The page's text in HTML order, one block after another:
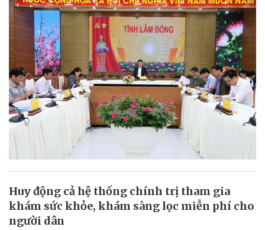
Huy động cả hệ thống chính trị tham gia
khám sức khỏe, khám sàng lọc miễn phí cho
người dân